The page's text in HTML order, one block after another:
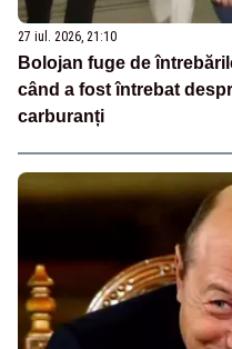
27 iul. 2026, 21:10
Bolojan fuge de
când a fost întrebat
carburanți